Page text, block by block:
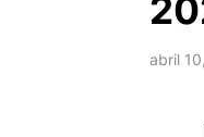
abril